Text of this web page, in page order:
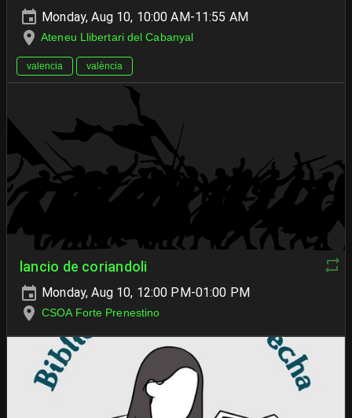
Monday, Aug 10, 10:00 AM-11:55 AM
Ateneu Llibertari del Cabanyal
valencia valència
lancio de coriandoli
Monday, Aug 10, 12:00 PM-01:00 PM
CSOA Forte Prenestino